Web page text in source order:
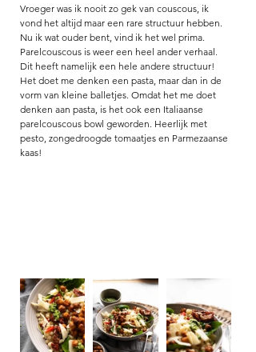
Vroeger was ik nooit zo gek van couscous, ik
vond het altijd maar een rare structuur hebben.
Nu ik wat ouder bent, vind ik het wel prima.
Parelcouscous is weer een heel ander verhaal.
Dit heeft namelijk een hele andere structuur!
Het doet me denken een pasta, maar dan in de
vorm van kleine balletjes. Omdat het me doet
denken aan pasta, is het ook een Italiaanse
parelcouscous bowl geworden. Heerlijk met
pesto, zongedroogde tomaatjes en Parmezaanse
kaas!